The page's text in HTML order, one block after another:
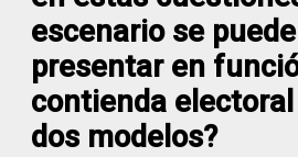
escenario se
presentar en
contienda
dos modelos?